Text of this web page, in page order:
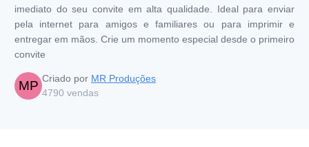
imediato do seu convite em alta qualidade. Ideal para enviar
pela internet para amigos e familiares ou para imprimir e
entregar em mãos. Crie um momento especial desde o primeiro
convite
MP Criado por MR Produções
4790 vendas